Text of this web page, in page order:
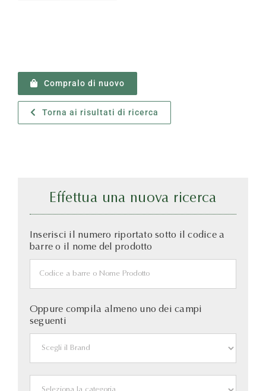
Compralo di nuovo
Torna ai risultati di ricerca
Effettua una nuova ricerca
Inserisci il numero riportato sotto il codice a
barre o il nome del prodotto
Oppure compila almeno uno dei campi
seguenti